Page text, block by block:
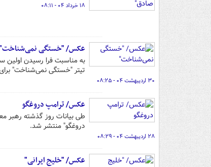
۱۸ خرداد ۰۴ - ۰۸:۱۱
عکس/ "خستگی
به مناسبت فرا رسیدن اولین
تیتر "خستگی نمی‌شناخت"
۳۰ اردیبهشت ۰۴ - ۰۸:۲۵
عکس/ ترامپ دروغگو
طی بیانات روز گذشته رهبر
دروغگو" منتشر شد.
۲۸ اردیبهشت ۰۴ - ۰۸:۲۹
عکس/ "خلیج ایرانی"